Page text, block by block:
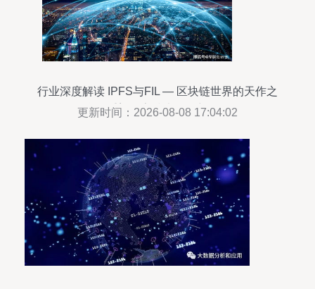
行业深度解读 IPFS与FIL — 区块链世界的天作之
合，重塑数字技术服务新格局
更新时间：2026-08-08 17:04:02